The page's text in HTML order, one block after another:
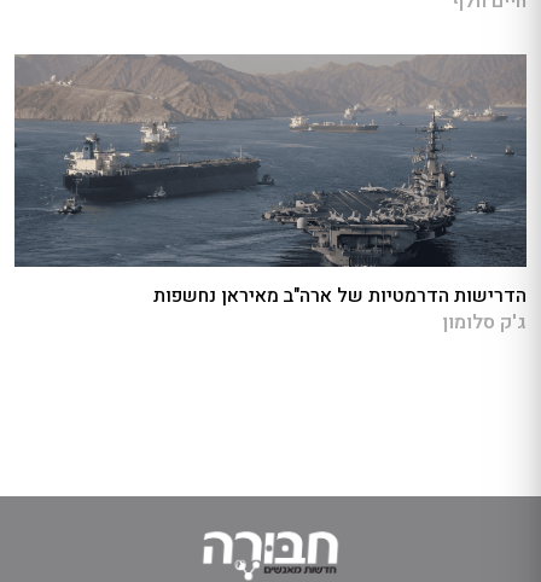
הדרישות הדרמטיות של ארה"ב מאיראן נחשפות
ג'ק סלומון